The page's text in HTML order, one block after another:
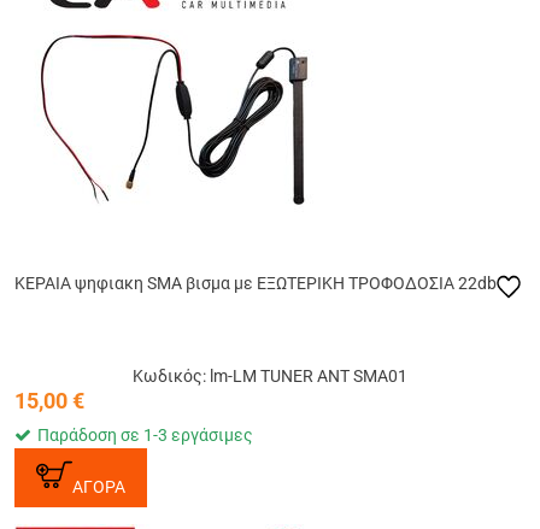
ΚΕΡΑΙΑ ψηφιακη SMA βισμα με ΕΞΩΤΕΡΙΚΗ ΤΡΟΦΟΔΟΣΙΑ 22db
Κωδικός: lm-LM TUNER ANT SMA01
15,00€
Παράδοση σε 1-3 εργάσιμες
ΑΓΟΡΑ